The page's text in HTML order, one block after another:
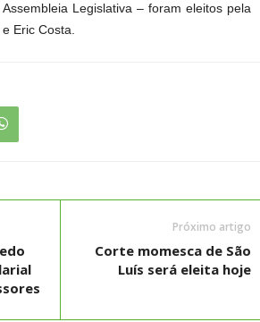
Legislativa – foram eleitos pela
Eric Costa.
Próximo artigo
Corte momesca de São
Luís será eleita hoje